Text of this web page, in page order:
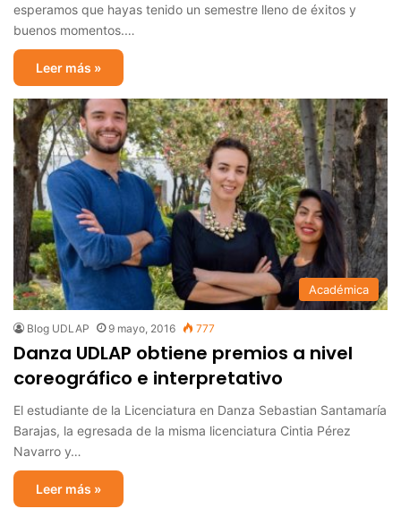
esperamos que hayas tenido un semestre lleno de éxitos y
buenos momentos.…
Leer más »
Académica
Blog UDLAP 9 mayo, 2016 777
Danza UDLAP obtiene premios a nivel
coreográfico e interpretativo
El estudiante de la Licenciatura en Danza Sebastian Santamaría
Barajas, la egresada de la misma licenciatura Cintia Pérez
Navarro y…
Leer más »